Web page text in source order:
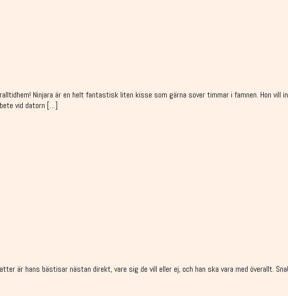
Ninjara är en helt fantastisk liten kisse som gärna sover timmar i famnen. Hon vill
vid datorn […]
är hans bästisar nästan direkt, vare sig de vill eller ej, och han ska vara med överallt.